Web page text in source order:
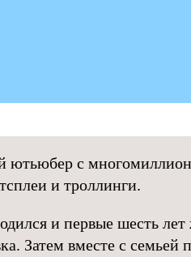
ютьюбер с
и троллинги.
и первые шесть
Затем вместе с семьей